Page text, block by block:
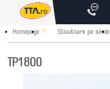
Homepage Stivuitoare pe senile
TP1800